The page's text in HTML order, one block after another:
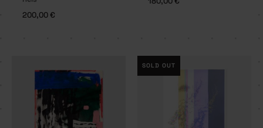
200,00€
SOLD OUT